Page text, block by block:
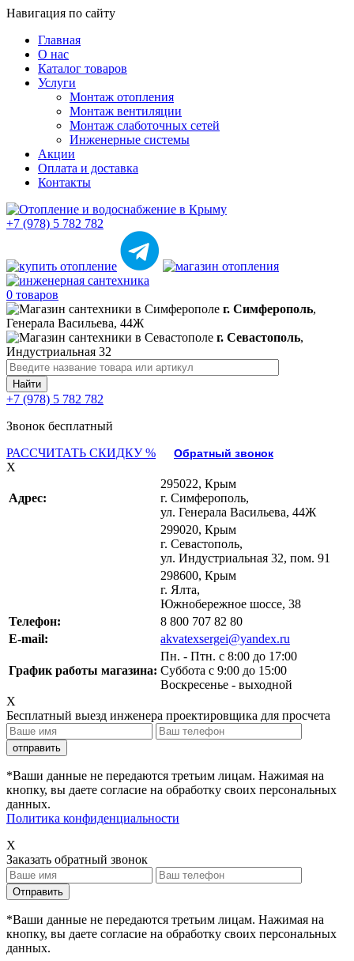
Навигация по сайту
Главная
О нас
Каталог товаров
Услуги
Монтаж отопления
Монтаж вентиляции
Монтаж слаботочных сетей
Инженерные системы
Акции
Оплата и доставка
Контакты
+7 (978) 5 782 782
0 товаров
г. Симферополь,
Генерала Васильева, 44Ж
г. Севастополь,
Индустриальная 32
+7 (978) 5 782 782
Звонок бесплатный
РАССЧИТАТЬ СКИДКУ %
Обратный звонок
X
Адрес:
295022, Крым
г. Симферополь,
ул. Генерала Васильева, 44Ж
299020, Крым
г. Севастополь,
ул. Индустриальная 32, пом. 91
298600, Крым
г. Ялта,
Южнобережное шоссе, 38
Телефон:
8 800 707 82 80
E-mail:
akvatexsergei@yandex.ru
График работы магазина:
Пн. - Птн. с 8:00 до 17:00
Суббота с 9:00 до 15:00
Воскресенье - выходной
X
Бесплатный выезд инженера проектировщика для просчета
*Ваши данные не передаются третьим лицам. Нажимая на
кнопку, вы даете согласие на обработку своих персональных
данных.
Политика конфиденциальности
X
Заказать обратный звонок
*Ваши данные не передаются третьим лицам. Нажимая на
кнопку, вы даете согласие на обработку своих персональных
данных.